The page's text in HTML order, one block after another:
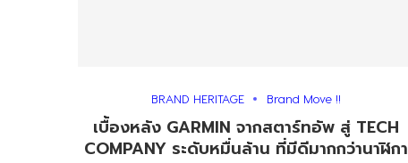
BRAND HERITAGE Brand Move !!
เบื้องหลัง GARMIN จากสตาร์ทอัพ สู่ TECH
COMPANY ระดับหมื่นล้าน ที่มีดีมากกว่านาฬิกา